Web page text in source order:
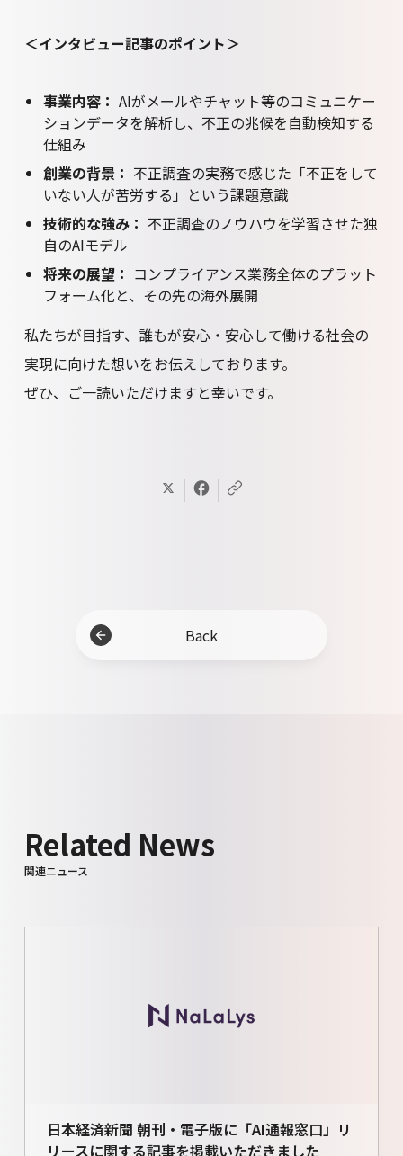
＜インタビュー記事のポイント＞
事業内容： AIがメールやチャット等のコミュニケー
ションデータを解析し、不正の兆候を自動検知する
仕組み
創業の背景： 不正調査の実務で感じた「不正をして
いない人が苦労する」という課題意識
技術的な強み： 不正調査のノウハウを学習させた独
自のAIモデル
将来の展望： コンプライアンス業務全体のプラット
フォーム化と、その先の海外展開
私たちが目指す、誰もが安心・安心して働ける社会の
実現に向けた想いをお伝えしております。
ぜひ、ご一読いただけますと幸いです。
Back
Related News
関連ニュース
日本経済新聞 朝刊・電子版に「AI通報窓口」リ
リースに関する記事を掲載いただきました